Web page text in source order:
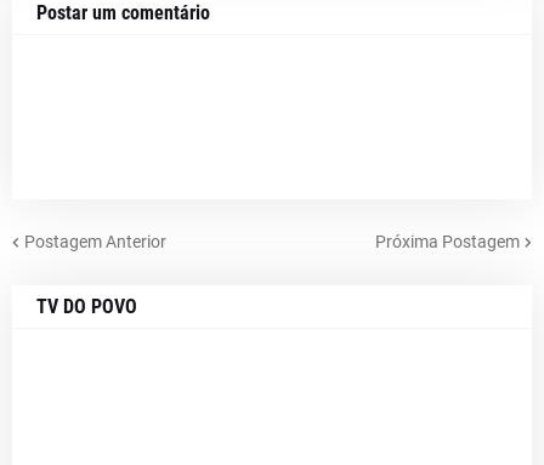
Postar um comentário
Postagem Anterior Próxima Postagem
TV DO POVO